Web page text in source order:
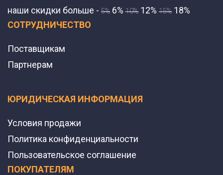
наши скидки больше - 5% 6% 10% 12% 15% 18%
СОТРУДНИЧЕСТВО
Поставщикам
Партнерам
ЮРИДИЧЕСКАЯ ИНФОРМАЦИЯ
Условия продажи
Политика конфиденциальности
Пользовательское соглашение
ПОКУПАТЕЛЯМ